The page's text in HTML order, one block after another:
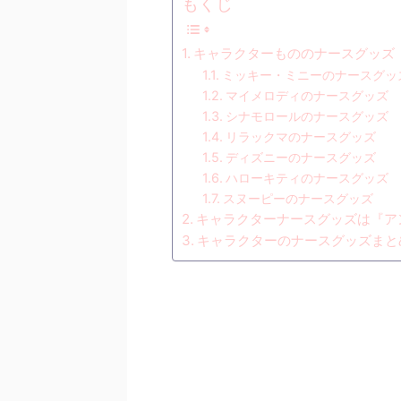
キャラクターもののナースグッズ
ミッキー・ミニーのナースグッ
マイメロディのナースグッズ
シナモロールのナースグッズ
リラックマのナースグッズ
ディズニーのナースグッズ
ハローキティのナースグッズ
スヌーピーのナースグッズ
キャラクターナースグッズは『
キャラクターのナースグッズまと